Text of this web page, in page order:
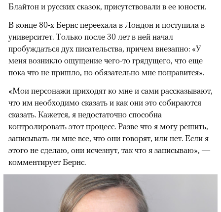
Блайтон и русских сказок, присутствовали в ее юности.
В конце 80-х Бернс переехала в Лондон и поступила в
университет. Только после 30 лет в ней начал
пробуждаться дух писательства, причем внезапно: «У
меня возникло ощущение чего-то грядущего, что еще
пока что не пришло, но обязательно мне понравится».
«Мои персонажи приходят ко мне и сами рассказывают,
что им необходимо сказать и как они это собираются
сказать. Кажется, я недостаточно способна
контролировать этот процесс. Разве что я могу решить,
записывать ли мне все, что они говорят, или нет. Если я
этого не сделаю, они исчезнут, так что я записываю», —
комментирует Бернс.